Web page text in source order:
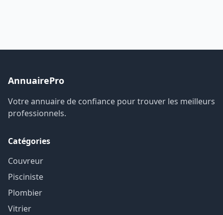
AnnuairePro
Votre annuaire de confiance pour trouver les meilleurs
professionnels.
Catégories
Couvreur
Pisciniste
Plombier
Vitrier